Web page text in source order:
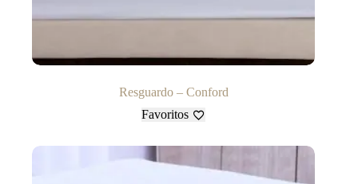
Resguardo – Conford
Favoritos